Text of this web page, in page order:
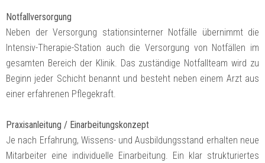
Notfallversorgung
Neben der Versorgung stationsinterner Notfälle übernimmt die
Intensiv-Therapie-Station auch die Versorgung von Notfällen im
gesamten Bereich der Klinik. Das zuständige Notfallteam wird zu
Beginn jeder Schicht benannt und besteht neben einem Arzt aus
einer erfahrenen Pflegekraft.
Praxisanleitung / Einarbeitungskonzept
Je nach Erfahrung, Wissens- und Ausbildungsstand erhalten neue
Mitarbeiter eine individuelle Einarbeitung. Ein klar strukturiertes